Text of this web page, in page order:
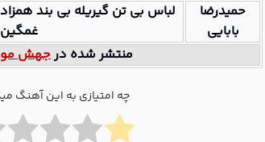
حمیدرضا
بابایی
لباس بی تن گیریله بی بند
منتشر شده درجهش
چه امتیازی به این آهنگ